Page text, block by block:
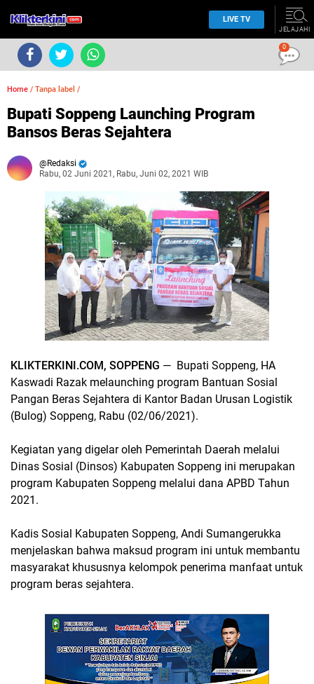
LIVE TV
JELAJAHI
Home / Tanpa label /
Bupati Soppeng Launching Program
Bansos Beras Sejahtera
Redaksi
Rabu, 02 Juni 2021, Rabu, Juni 02, 2021 WIB
KLIKTERKINI.COM, SOPPENG — Bupati Soppeng, HA
Kaswadi Razak melaunching program Bantuan Sosial
Pangan Beras Sejahtera di Kantor Badan Urusan Logistik
(Bulog) Soppeng, Rabu (02/06/2021).
Kegiatan yang digelar oleh Pemerintah Daerah melalui
Dinas Sosial (Dinsos) Kabupaten Soppeng ini merupakan
program Kabupaten Soppeng melalui dana APBD Tahun
2021.
Kadis Sosial Kabupaten Soppeng, Andi Sumangerukka
menjelaskan bahwa maksud program ini untuk membantu
masyarakat khususnya kelompok penerima manfaat untuk
program beras sejahtera.
0